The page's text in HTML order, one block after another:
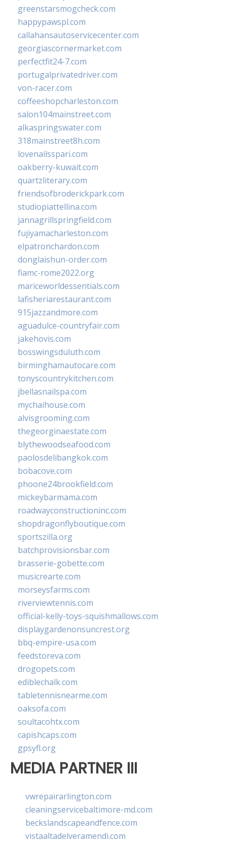
greenstarsmogcheck.com
happypawspl.com
callahansautoservicecenter.com
georgiascornermarket.com
perfectfit24-7.com
portugalprivatedriver.com
von-racer.com
coffeeshopcharleston.com
salon104mainstreet.com
alkaspringswater.com
318mainstreet8h.com
lovenailsspari.com
oakberry-kuwait.com
quartzliterary.com
friendsofbroderickpark.com
studiopiattellina.com
jannagrillspringfield.com
fujiyamacharleston.com
elpatronchardon.com
donglaishun-order.com
fiamc-rome2022.org
mariceworldessentials.com
lafisheriarestaurant.com
915jazzandmore.com
aguadulce-countryfair.com
jakehovis.com
bosswingsduluth.com
birminghamautocare.com
tonyscountrykitchen.com
jbellasnailspa.com
mychaihouse.com
alvisgrooming.com
thegeorginaestate.com
blythewoodseafood.com
paolosdelibangkok.com
bobacove.com
phoone24brookfield.com
mickeybarmama.com
roadwayconstructioninc.com
shopdragonflyboutique.com
sportszilla.org
batchprovisionsbar.com
brasserie-gobette.com
musicrearte.com
morseysfarms.com
riverviewtennis.com
official-kelly-toys-squishmallows.com
displaygardenonsuncrest.org
bbq-empire-usa.com
feedstoreva.com
drogopets.com
ediblechalk.com
tabletennisnearme.com
oaksofa.com
soultacohtx.com
capishcaps.com
gpsyfl.org
MEDIA PARTNER III
vwrepairarlington.com
cleaningservicebaltimore-md.com
beckslandscapeandfence.com
vistaaltadelveramendi.com